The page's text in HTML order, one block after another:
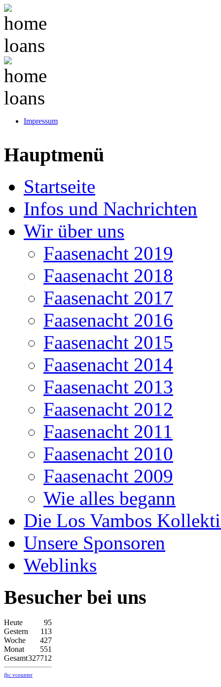
Impressum
Hauptmenü
Startseite
Infos und Nachrichten
Wir über uns
Faasenacht 2019
Faasenacht 2018
Faasenacht 2017
Faasenacht 2016
Faasenacht 2015
Faasenacht 2014
Faasenacht 2013
Faasenacht 2012
Faasenacht 2011
Faasenacht 2010
Faasenacht 2009
Wie alles begann
Die Los Vambos
Unsere Sponsoren
Weblinks
Besucher bei uns
Heute
95
Gestern
113
Woche
427
Monat
551
Gesamt327712
jbc vcounter